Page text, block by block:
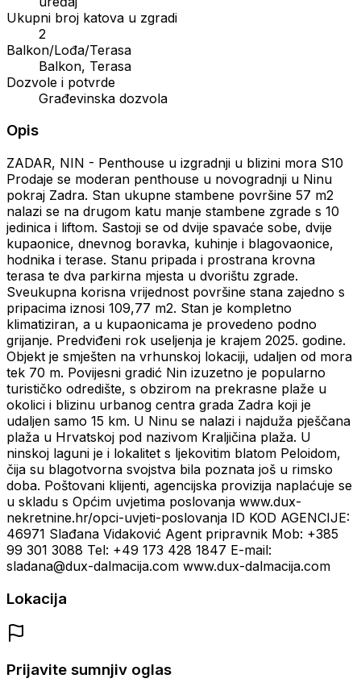
Ukupni broj katova u zgradi
2
Balkon/Lođa/Terasa
Balkon, Terasa
Dozvole i potvrde
Građevinska dozvola
Opis
ZADAR, NIN - Penthouse u izgradnji u blizini mora S10
Prodaje se moderan penthouse u novogradnji u Ninu
pokraj Zadra. Stan ukupne stambene površine 57 m2
nalazi se na drugom katu manje stambene zgrade s 10
jedinica i liftom. Sastoji se od dvije spavaće sobe, dvije
kupaonice, dnevnog boravka, kuhinje i blagovaonice,
hodnika i terase. Stanu pripada i prostrana krovna
terasa te dva parkirna mjesta u dvorištu zgrade.
Sveukupna korisna vrijednost površine stana zajedno s
pripacima iznosi 109,77 m2. Stan je kompletno
klimatiziran, a u kupaonicama je provedeno podno
grijanje. Predviđeni rok useljenja je krajem 2025. godine.
Objekt je smješten na vrhunskoj lokaciji, udaljen od mora
tek 70 m. Povijesni gradić Nin izuzetno je popularno
turističko odredište, s obzirom na prekrasne plaže u
okolici i blizinu urbanog centra grada Zadra koji je
udaljen samo 15 km. U Ninu se nalazi i najduža pješčana
plaža u Hrvatskoj pod nazivom Kraljičina plaža. U
ninskoj laguni je i lokalitet s ljekovitim blatom Peloidom,
čija su blagotvorna svojstva bila poznata još u rimsko
doba. Poštovani klijenti, agencijska provizija naplaćuje se
u skladu s Općim uvjetima poslovanja www.dux-
nekretnine.hr/opci-uvjeti-poslovanja ID KOD AGENCIJE:
46971 Slađana Vidaković Agent pripravnik Mob: +385
99 301 3088 Tel: +49 173 428 1847 E-mail:
sladana@dux-dalmacija.com www.dux-dalmacija.com
Lokacija
Prijavite sumnjiv oglas